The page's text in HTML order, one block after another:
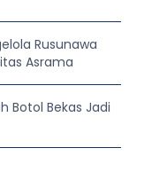
Rusunawa
Asrama
Botol Bekas Jadi